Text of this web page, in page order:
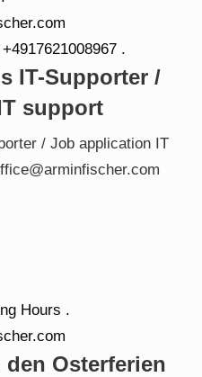
IT-Supporter /
support
/ Job application IT
Osterferien